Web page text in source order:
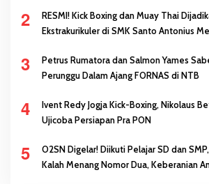
2
RESMI! Kick Boxing dan Muay Thai Dijadikan Mata Pelajaran
Ekstrakurikuler di SMK Santo Antonius
3
Petrus Rumatora dan Salmon Yames Sabet Medali Perak dan
Perunggu Dalam Ajang FORNAS di NTB
4
Ivent Redy Jogja Kick-Boxing, Nikolaus
Ujicoba Persiapan Pra PON
5
O2SN Digelar! Diikuti Pelajar SD dan
Kalah Menang Nomor Dua, Keberanian